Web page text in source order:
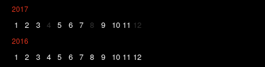
2017
1 2 3 4 5 6 7 8 9 10 11 12
2016
1 2 3 4 5 6 7 8 9 10 11 12